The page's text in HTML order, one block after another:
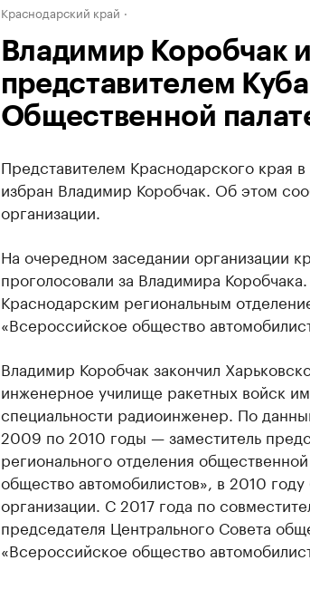
Краснодарский край
Владимир Коробчак
представителем
Общественной
Представителем Краснодарского края
избран Владимир Коробчак. Об этом
организации.
На очередном заседании организации
проголосовали за Владимира
Краснодарским региональным
«Всероссийское общество
Владимир Коробчак закончил
инженерное училище ракетных войск
специальности радиоинженер. По
2009 по 2010 годы — заместитель
регионального отделения
общество автомобилистов», в 2010
организации. С 2017 года по
председателя Центрального Совета
«Всероссийское общество